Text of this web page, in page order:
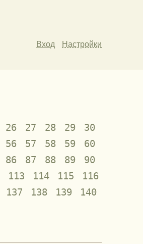
Вход Настройки
26 27 28 29
30
56 57 58 59
60
86 87 88 89
90
113 114 115
116
137 138 139
140